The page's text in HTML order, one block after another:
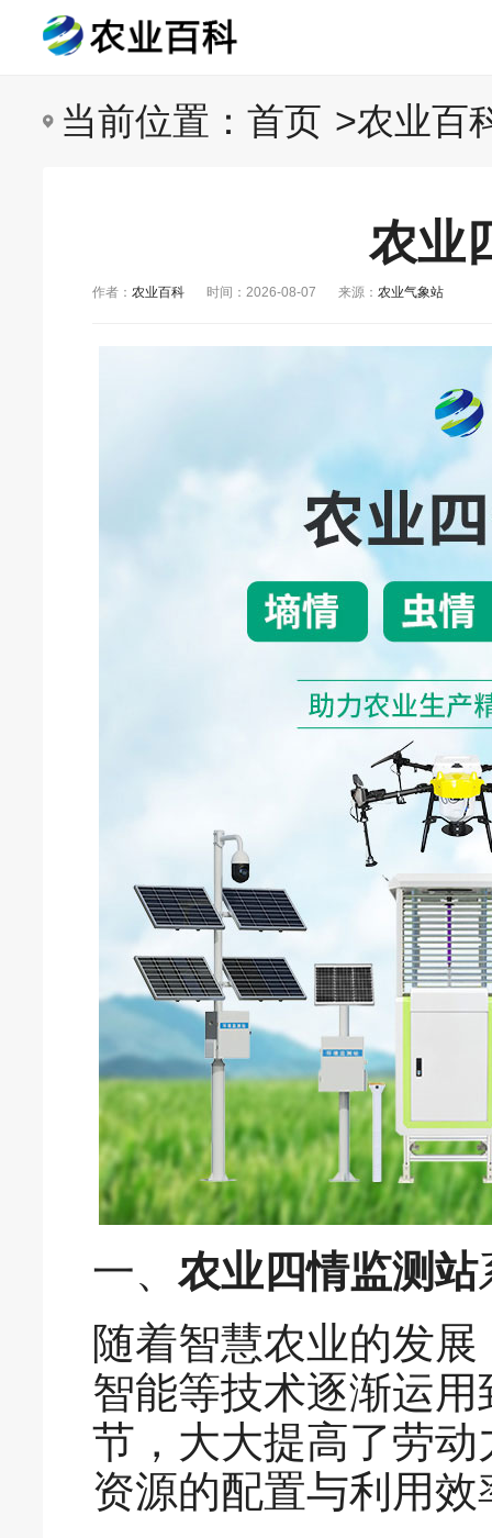
当前位置：首页 >农业百
农业
作者：农业百科 时间：2026-08-07 来源：农业气象站
一、农业四情监测站
随着智慧农业的发
智能等技术逐渐运
节，大大提高了劳
资源的配置与利用效